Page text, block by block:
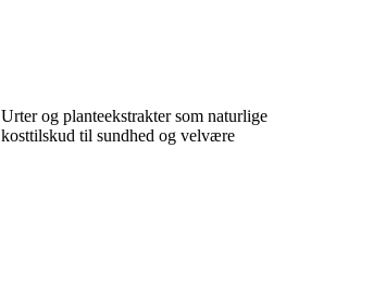
Urter og planteekstrakter som naturlige
kosttilskud til sundhed og velvære